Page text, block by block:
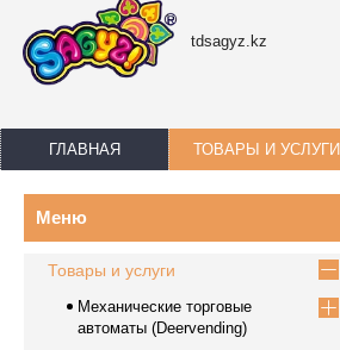
tdsagyz.kz
ГЛАВНАЯ ТОВАРЫ И УСЛУГИ
Товары и услуги
Механические торговые
автоматы (Deervending)